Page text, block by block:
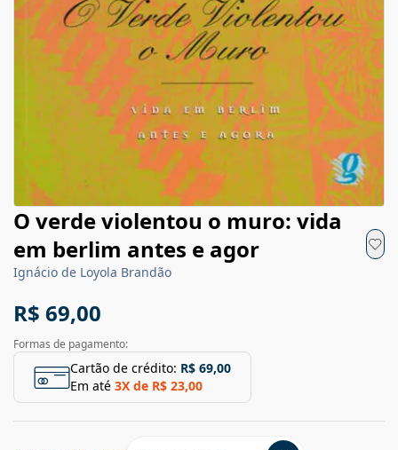
O verde violentou o muro: vida
em berlim antes e agor
Ignácio de Loyola Brandão
R$ 69,00
Formas de pagamento:
Cartão de crédito: R$ 69,00
Em até 3X de R$ 23,00